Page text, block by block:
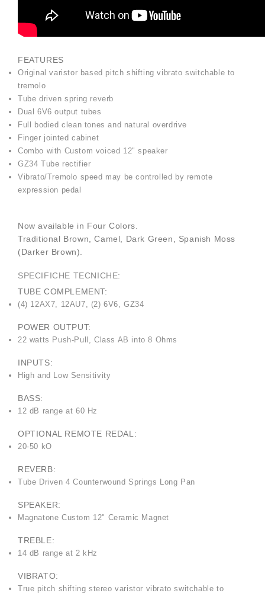
FEATURES
Original varistor based pitch shifting vibrato switchable to
tremolo
Tube driven spring reverb
Dual 6V6 output tubes
Full bodied clean tones and natural overdrive
Finger jointed cabinet
Combo with Custom voiced 12" speaker
GZ34 Tube rectifier
Vibrato/Tremolo speed may be controlled by remote
expression pedal
Now available in Four Colors.
Traditional Brown, Camel, Dark Green, Spanish Moss
(Darker Brown).
SPECIFICHE TECNICHE:
TUBE COMPLEMENT:
(4) 12AX7, 12AU7, (2) 6V6, GZ34
POWER OUTPUT:
22 watts Push-Pull, Class AB into 8 Ohms
INPUTS:
High and Low Sensitivity
BASS:
12 dB range at 60 Hz
OPTIONAL REMOTE REDAL:
20-50 kO
REVERB:
Tube Driven 4 Counterwound Springs Long Pan
SPEAKER:
Magnatone Custom 12" Ceramic Magnet
TREBLE:
14 dB range at 2 kHz
VIBRATO:
True pitch shifting stereo varistor vibrato switchable to